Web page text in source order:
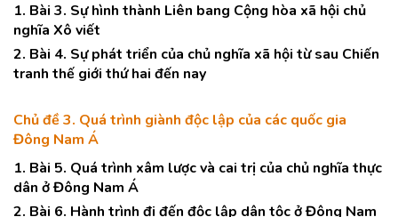
1. Bài 3. Sự hình thành Liên bang Cộng hòa xã hội chủ
nghĩa Xô viết
2. Bài 4. Sự phát triển của chủ nghĩa xã hội từ sau Chiến
tranh thế giới thứ hai đến nay
Chủ đề 3. Quá trình giành độc lập của các quốc gia
Đông Nam Á
1. Bài 5. Quá trình xâm lược và cai trị của chủ nghĩa thực
dân ở Đông Nam Á
2. Bài 6. Hành trình đi đến độc lập dân tộc ở Đông Nam